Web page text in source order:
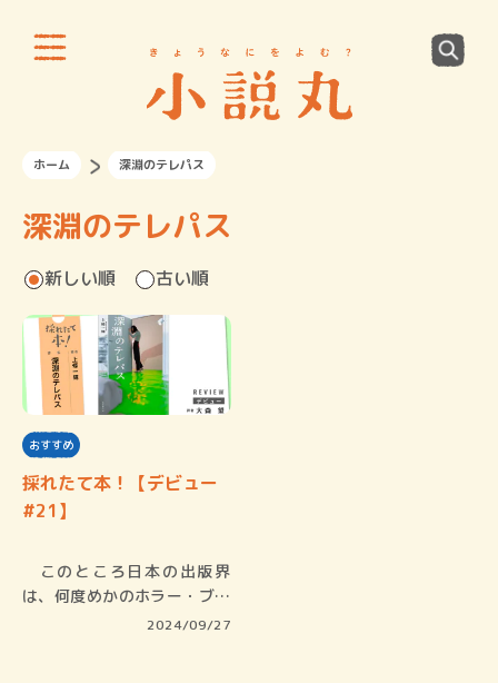
ホーム 深淵のテレパス
深淵のテレパス
新しい順 古い順
おすすめ
採れたて本！【デビュー
#21】
このところ日本の出版界
は、何度めかのホラー・ブー
2024/09/27